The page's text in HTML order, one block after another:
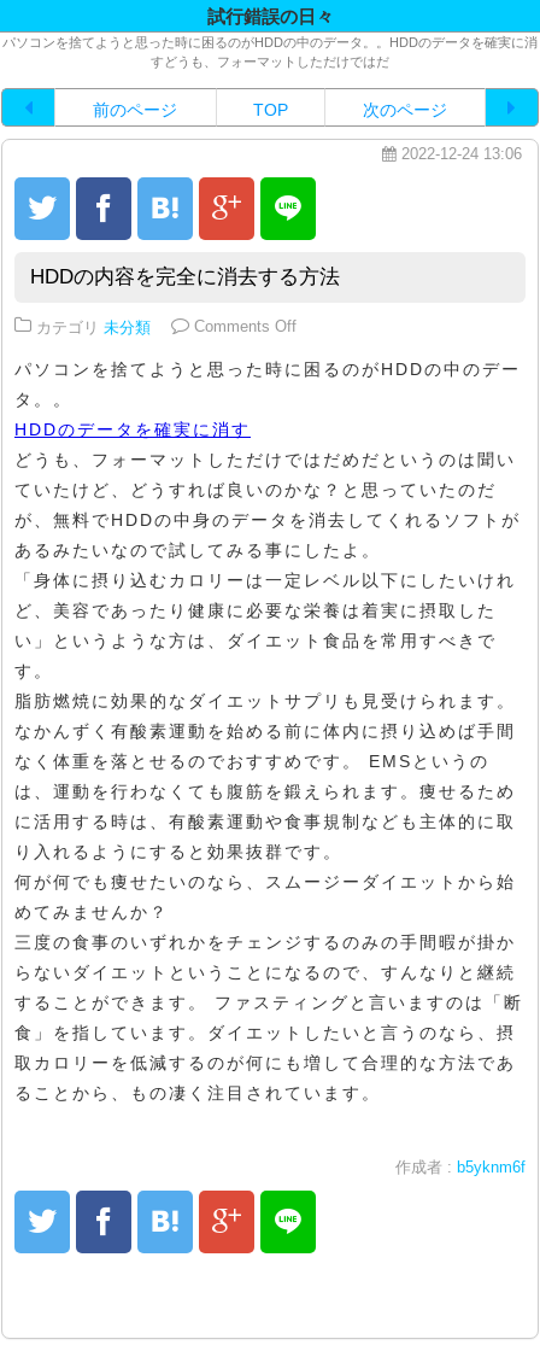
試行錯誤の日々
パソコンを捨てようと思った時に困るのがHDDの中のデータ。。HDDのデータを確実に消
すどうも、フォーマットしただけではだ
前のページ TOP 次のページ
2022-12-24 13:06
HDDの内容を完全に消去する方法
カテゴリ 未分類 Comments Offon HDDの内容を完全に消去する方
パソコンを捨てようと思った時に困るのがHDDの中のデー
タ。。
HDDのデータを確実に消す
どうも、フォーマットしただけではだめだというのは聞い
ていたけど、どうすれば良いのかな？と思っていたのだ
が、無料でHDDの中身のデータを消去してくれるソフトが
あるみたいなので試してみる事にしたよ。
「身体に摂り込むカロリーは一定レベル以下にしたいけれ
ど、美容であったり健康に必要な栄養は着実に摂取した
い」というような方は、ダイエット食品を常用すべきで
す。
脂肪燃焼に効果的なダイエットサプリも見受けられます。
なかんずく有酸素運動を始める前に体内に摂り込めば手間
なく体重を落とせるのでおすすめです。 EMSというの
は、運動を行わなくても腹筋を鍛えられます。痩せるため
に活用する時は、有酸素運動や食事規制なども主体的に取
り入れるようにすると効果抜群です。
何が何でも痩せたいのなら、スムージーダイエットから始
めてみませんか？
三度の食事のいずれかをチェンジするのみの手間暇が掛か
らないダイエットということになるので、すんなりと継続
することができます。 ファスティングと言いますのは「断
食」を指しています。ダイエットしたいと言うのなら、摂
取カロリーを低減するのが何にも増して合理的な方法であ
ることから、もの凄く注目されています。
作成者 : b5yknm6f